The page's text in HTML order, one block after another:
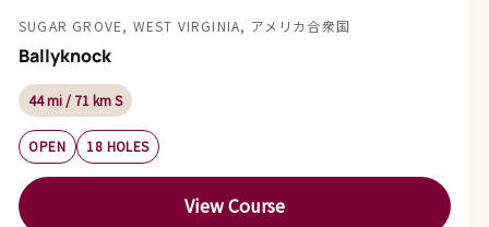
SUGAR GROVE, WEST VIRGINIA, アメリカ合衆国
Ballyknock
44 mi / 71 km S
OPEN 18 HOLES
View Course